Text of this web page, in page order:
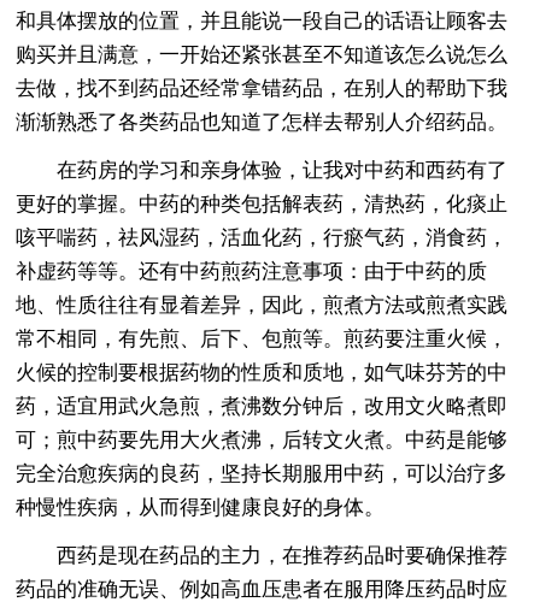
和具体摆放的位置，并且能说一段自己的话语让顾客去
购买并且满意，一开始还紧张甚至不知道该怎么说怎么
去做，找不到药品还经常拿错药品，在别人的帮助下我
渐渐熟悉了各类药品也知道了怎样去帮别人介绍药品。
在药房的学习和亲身体验，让我对中药和西药有了
更好的掌握。中药的种类包括解表药，清热药，化痰止
咳平喘药，祛风湿药，活血化药，行瘀气药，消食药，
补虚药等等。还有中药煎药注意事项：由于中药的质
地、性质往往有显着差异，因此，煎煮方法或煎煮实践
常不相同，有先煎、后下、包煎等。煎药要注重火候，
火候的控制要根据药物的性质和质地，如气味芬芳的中
药，适宜用武火急煎，煮沸数分钟后，改用文火略煮即
可；煎中药要先用大火煮沸，后转文火煮。中药是能够
完全治愈疾病的良药，坚持长期服用中药，可以治疗多
种慢性疾病，从而得到健康良好的身体。
西药是现在药品的主力，在推荐药品时要确保推荐
药品的准确无误、例如高血压患者在服用降压药品时应